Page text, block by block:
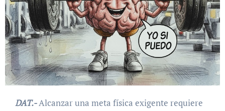
DAT.-Alcanzar una meta física exigente requiere